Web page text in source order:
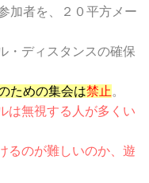
加者を、２０平方メー
・ディスタンスの確保
ための集会は禁止 。
は無視する人が多くい
るのが難しいのか、遊